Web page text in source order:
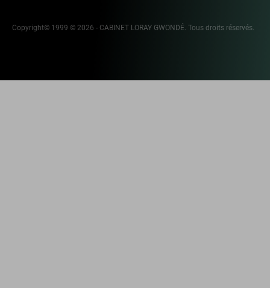
Copyright© 1999 © 2026 - CABINET LORAY GWONDÉ. Tous droits réservés.